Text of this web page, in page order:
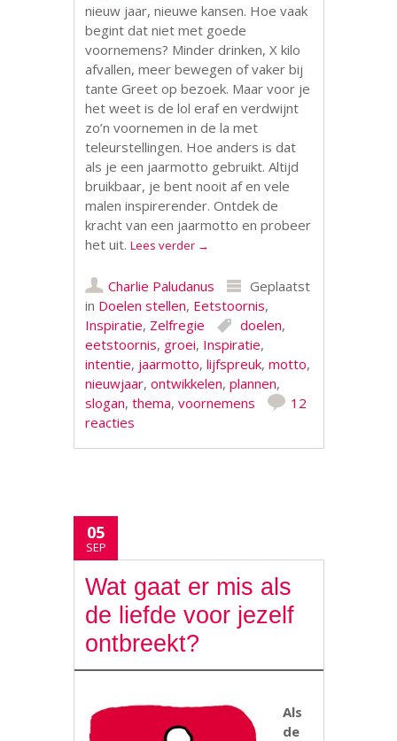
nieuw jaar, nieuwe kansen. Hoe vaak
begint dat niet met goede
voornemens? Minder drinken, X kilo
afvallen, meer bewegen of vaker bij
tante Greet op bezoek. Maar voor je
het weet is de lol eraf en verdwijnt
zo’n voornemen in de la met
teleurstellingen. Hoe anders is dat
als je een jaarmotto gebruikt. Altijd
bruikbaar, je bent nooit af en vele
malen inspirerender. Ontdek de
kracht van een jaarmotto en probeer
het uit.Lees verder →
Charlie Paludanus
Geplaatst
in Doelen stellen, Eetstoornis,
Inspiratie, Zelfregie doelen,
eetstoornis, groei, Inspiratie,
intentie, jaarmotto,lijfspreuk,motto,
nieuwjaar,ontwikkelen,plannen,
slogan,thema,voornemens
12
reacties
05
SEP
Wat gaat er mis als
de liefde voor jezelf
ontbreekt?
Als
de